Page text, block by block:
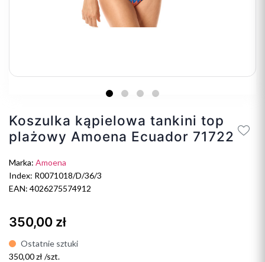
Koszulka kąpielowa tankini top
plażowy Amoena Ecuador 71722
Marka: Amoena
Index: R0071018/D/36/3
EAN: 4026275574912
350,00 zł
Ostatnie sztuki
350,00 zł /szt.